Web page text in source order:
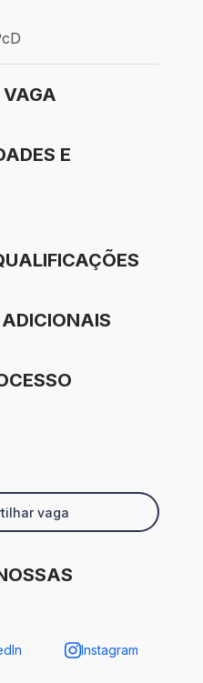
VAGA
E
vaga
Instagram